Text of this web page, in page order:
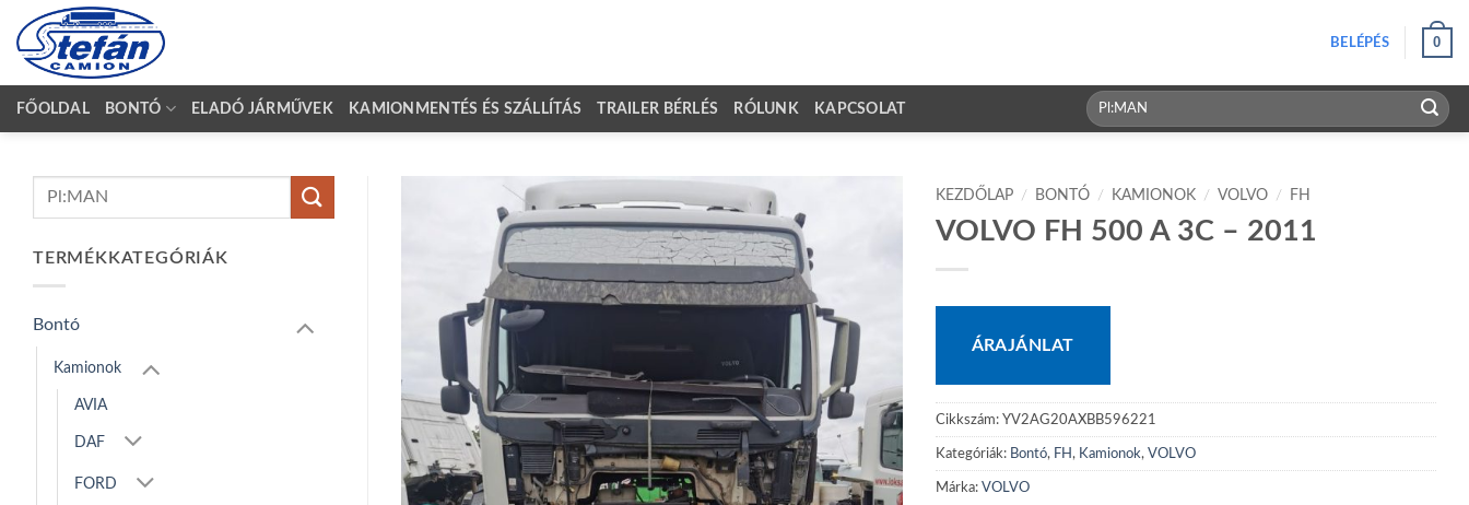
content
BELÉPÉS 0
FŐOLDAL BONTÓ ELADÓ JÁRMŰVEK KAMIONMENTÉS ÉS SZÁLLÍTÁS TRAILER BÉRLÉS RÓLUNK KAPCSOLAT
Keresés
a
Keresés
TERMÉKKATEGÓRIÁK
Bontó
Kamionok
AVIA
DAF
FORD
KEZDŐLAP / BONTÓ / KAMIONOK / VOLVO / FH
VOLVO FH 500 A 3C – 2011
ÁRAJÁNLAT
Cikkszám: YV2AG20AXBB596221
Kategóriák: Bontó, FH , Kamionok, VOLVO
Márka: VOLVO